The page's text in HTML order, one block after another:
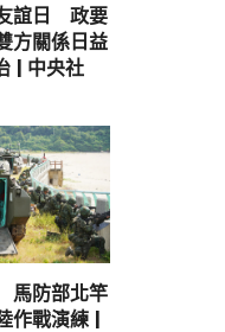
誼日 政要
方關係日益
| 中央社
馬防部北竿
作戰演練 |